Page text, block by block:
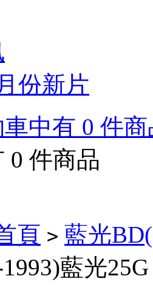
份新片
中有 0 件
0 件商品
頁 > 藍光
藍光